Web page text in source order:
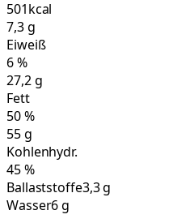
501kcal
7,3g
Eiweiß
6%
27,2g
Fett
50%
55g
Kohlenhydr.
45%
Ballaststoffe3,3 g
Wasser6 g